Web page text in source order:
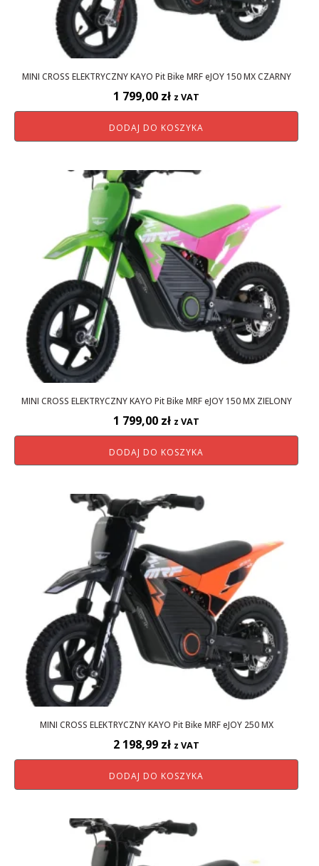
MINI CROSS ELEKTRYCZNY KAYO Pit Bike MRF eJOY 150 MX CZARNY
1 799,00 zł z VAT
DODAJ DO KOSZYKA
MINI CROSS ELEKTRYCZNY KAYO Pit Bike MRF eJOY 150 MX ZIELONY
1 799,00 zł z VAT
DODAJ DO KOSZYKA
MINI CROSS ELEKTRYCZNY KAYO Pit Bike MRF eJOY 250 MX
2 198,99 zł z VAT
DODAJ DO KOSZYKA